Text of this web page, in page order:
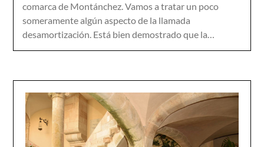
comarca de Montánchez. Vamos a tratar un poco
someramente algún aspecto de la llamada
desamortización. Está bien demostrado que la…